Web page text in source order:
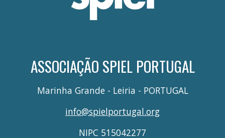
ASSOCIAÇÃO SPIEL PORTUGAL
Marinha Grande - Leiria - PORTUGAL
info@spielportugal.org
NIPC 515042277